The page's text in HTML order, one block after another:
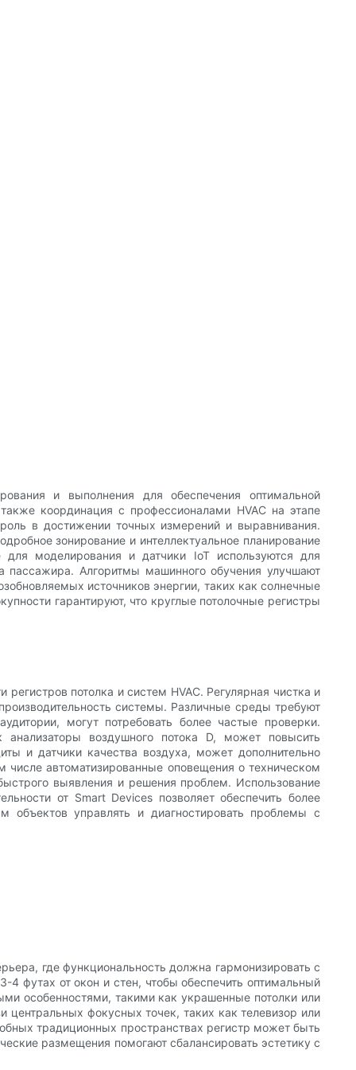
и выполнения для обеспечения оптимальной
координация с профессионалами HVAC на этапе
в достижении точных измерений и выравнивания.
зонирование и интеллектуальное планирование
моделирования и датчики IoT используются для
пассажира. Алгоритмы машинного обучения улучшают
источников энергии, таких как солнечные
гарантируют, что круглые потолочные регистры
потолка и систем HVAC. Регулярная чистка и
системы. Различные среды требуют
могут потребовать более частые проверки.
воздушного потока D, может повысить
и датчики качества воздуха, может дополнительно
числе автоматизированные оповещения о техническом
выявления и решения проблем. Использование
от Smart Devices позволяет обеспечить более
управлять и диагностировать проблемы с
где функциональность должна гармонизировать с
футах от окон и стен, чтобы обеспечить оптимальный
особенностями, такими как украшенные потолки или
фокусных точек, таких как телевизор или
традиционных пространствах регистр может быть
размещения помогают сбалансировать эстетику с